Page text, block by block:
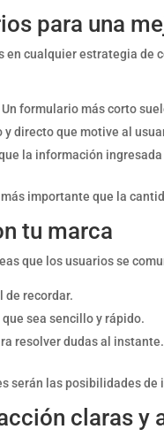
para una
cualquier estrategia de
formulario más corto
directo que motive al
la información
importante que la
tu marca
que los usuarios se
de recordar.
sea sencillo y rápido.
resolver dudas al instante.
serán las posibilidades de
claras y